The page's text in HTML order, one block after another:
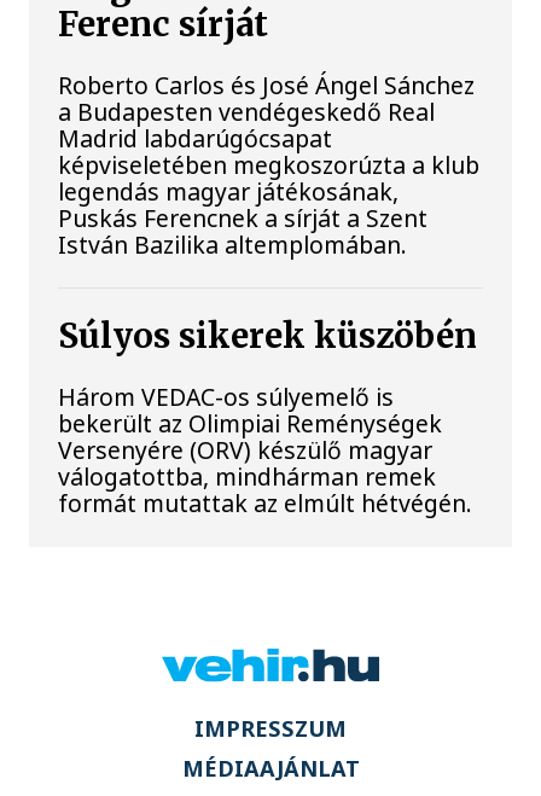
Ferenc sírját
Roberto Carlos és José Ángel Sánchez
a Budapesten vendégeskedő Real
Madrid labdarúgócsapat
képviseletében megkoszorúzta a klub
legendás magyar játékosának,
Puskás Ferencnek a sírját a Szent
István Bazilika altemplomában.
Súlyos sikerek küszöbén
Három VEDAC-os súlyemelő is
bekerült az Olimpiai Reménységek
Versenyére (ORV) készülő magyar
válogatottba, mindhárman remek
formát mutattak az elmúlt hétvégén.
IMPRESSZUM
MÉDIAAJÁNLAT